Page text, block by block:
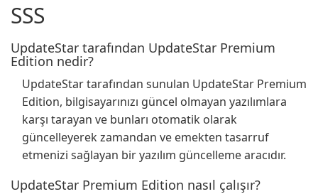
SSS
UpdateStar tarafından UpdateStar Premium
Edition nedir?
UpdateStar tarafından sunulan UpdateStar Premium
Edition, bilgisayarınızı güncel olmayan yazılımlara
karşı tarayan ve bunları otomatik olarak
güncelleyerek zamandan ve emekten tasarruf
etmenizi sağlayan bir yazılım güncelleme aracıdır.
UpdateStar Premium Edition nasıl çalışır?